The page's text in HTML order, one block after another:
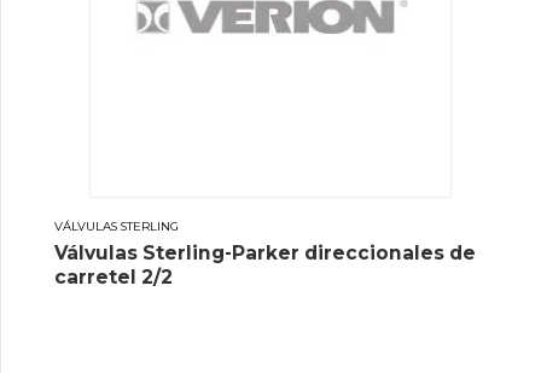
VÁLVULAS STERLING
Válvulas Sterling-Parker direccionales de
carretel 2/2